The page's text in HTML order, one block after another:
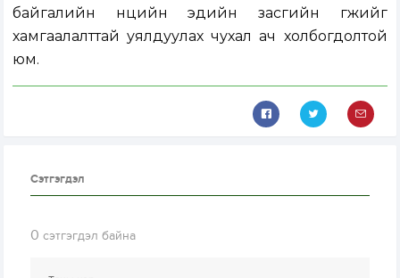
байгалийн нөөцийн эдийн засгийн өгөөжийг
хамгаалалттай уялдуулах чухал ач холбогдолтой
юм.
Сэтгэгдэл
0 сэтгэгдэл байна